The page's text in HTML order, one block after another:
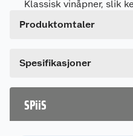
Klassisk vinåpner, slik
Produktomtaler
Spesifikasjoner
SPiiS